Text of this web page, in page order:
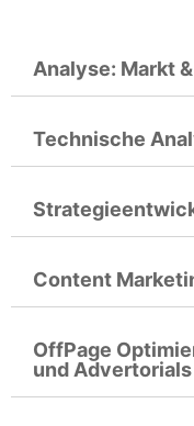
Analyse: Markt
Technische
Content
OffPage
und Advertorials